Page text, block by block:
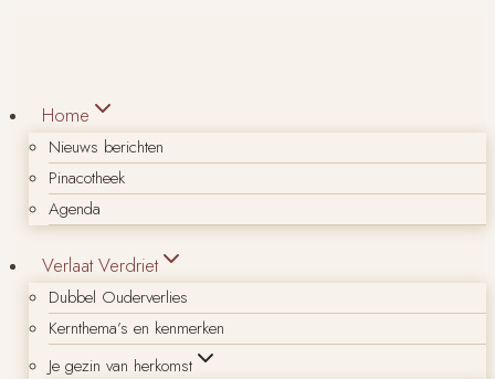
Home
Nieuws berichten
Pinacotheek
Agenda
Verlaat Verdriet
Dubbel Ouderverlies
Kernthema’s en kenmerken
Je gezin van herkomst